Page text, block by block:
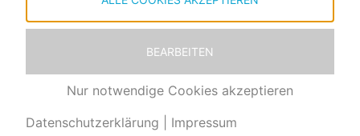
OLDENBURG
BEARBEITEN
Nur notwendige Cookies akzeptieren
Datenschutzerklärung
Impressum